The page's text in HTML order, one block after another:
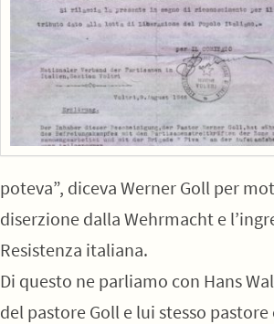
poteva”, diceva Werner Goll per
diserzione dalla Wehrmacht e
Resistenza italiana.
Di questo ne parliamo con Hans
del pastore Goll e lui stesso